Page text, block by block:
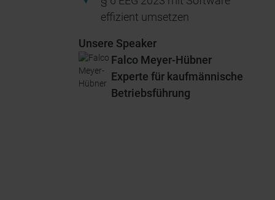
effizient umsetzen
Unsere Speaker
Falco Meyer-Hübner
Experte für kaufmännische
Betriebsführung